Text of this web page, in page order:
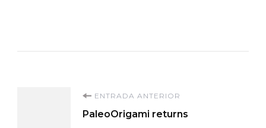
Navegación
ENTRADA ANTERIOR
PaleoOrigami returns